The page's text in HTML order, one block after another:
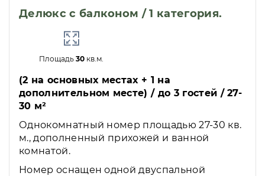
Делюкс с балконом / 1 категория.
Площадь30 кв.м.
(2 на основных местах + 1 на
дополнительном месте) / до 3 гостей / 27-
30 м²
Однокомнатный номер площадью 27-30 кв.
м., дополненный прихожей и ванной
комнатой.
Номер оснащен одной двуспальной